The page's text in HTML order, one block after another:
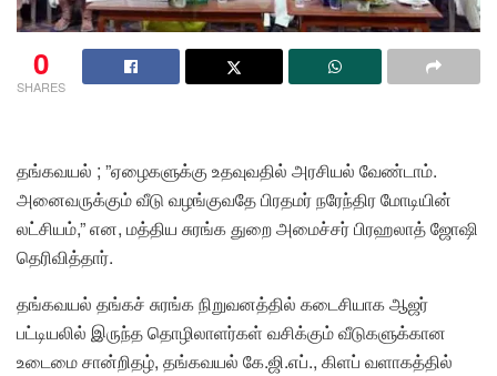
0
SHARES
தங்கவயல் ; ”ஏழைகளுக்கு உதவுவதில் அரசியல் வேண்டாம்.
அனைவருக்கும் வீடு வழங்குவதே பிரதமர் நரேந்திர மோடியின்
லட்சியம்,” என, மத்திய சுரங்க துறை அமைச்சர் பிரஹலாத் ஜோஷி
தெரிவித்தார்.
தங்கவயல் தங்கச் சுரங்க நிறுவனத்தில் கடைசியாக ஆஜர்
பட்டியலில் இருந்த தொழிலாளர்கள் வசிக்கும் வீடுகளுக்கான
உடைமை சான்றிதழ், தங்கவயல் கே.ஜி.எப்., கிளப் வளாகத்தில்